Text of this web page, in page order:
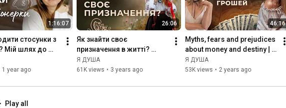
1:16:07
стосунки з
Мій шлях до
свободи
1 year ago
26:06
Як знайти своє
призначення в житті?
Місія. Талант. Покликання
Я ДУША
61K views • 3 years ago
46:16
Myths, fears and prejudices
about money and destiny |
Alina Kasyanenko
Я ДУША
53K views • 2 years ago
Play all